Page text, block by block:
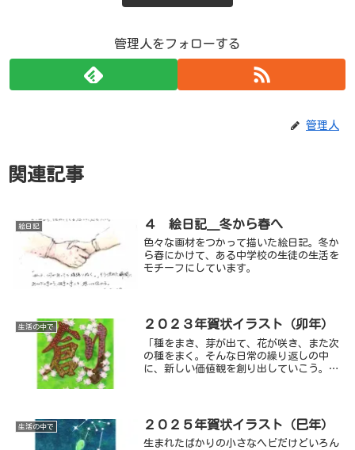
管理人をフォローする
管理人
関連記事
絵日記 ４ 絵日記＿冬から春へ
色々な画材をつかって描いた絵日記。冬か
ら春にかけて、ある中学校の生徒の生活を
モチーフにしています。
生活の中で ２０２３年賀状イラスト（卯年）
「種をまき、芽が出て、花が咲き、また次
の種をまく。そんな日常の繰り返しの中
に、新しい価値観を創り出していこう。」
生活の中で ２０２５年賀状イラスト（巳年）
生まれたばかりの小さなヘビだけどいろん